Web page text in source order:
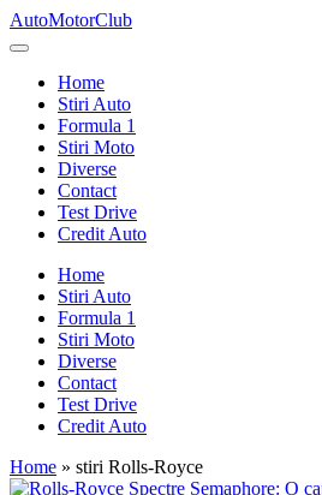
Skip
to
AutoMotorClub
Totul
masini
pasionatii
masini
Home
Stiri Auto
Formula 1
Stiri Moto
Diverse
Contact
Test Drive
Credit Auto
Home
Stiri Auto
Formula 1
Stiri Moto
Diverse
Contact
Test Drive
Credit Auto
Home » stiri Rolls-Royce